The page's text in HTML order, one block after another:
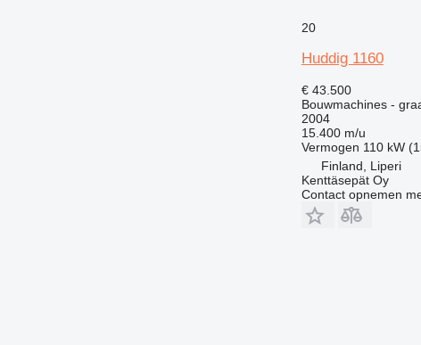
20
Huddig 1160
€ 43.500
Bouwmachines -
2004
15.400 m/u
Vermogen 110 kW
Finland, Liperi
Kenttäsepät Oy
Contact opnemen